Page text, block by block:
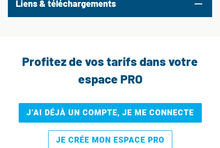
Liens & téléchargements
Profitez de vos tarifs dans votre
espace PRO
J’AI DÉJÀ UN COMPTE, JE ME CONNECTE
JE CRÉE MON ESPACE PRO